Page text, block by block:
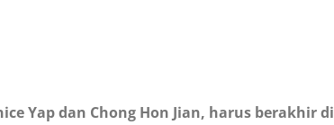
Yap dan Chong Hon Jian, harus berakhir di